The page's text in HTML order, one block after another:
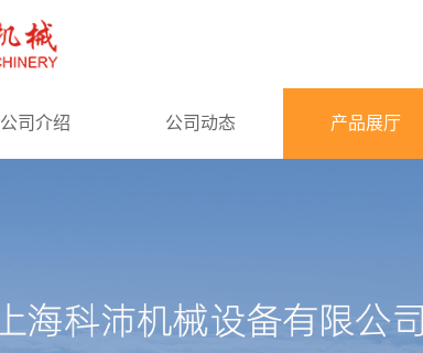
公司介绍 公司动态 产品展厅